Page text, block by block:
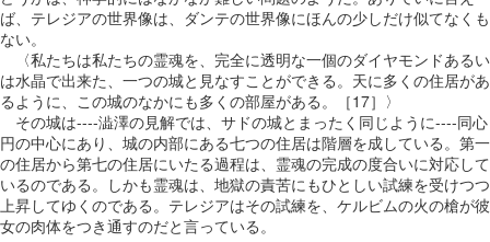
ば、テレジアの世界像は、ダンテの世界像にほんの少しだけ似てなくも
ない。
〈私たちは私たちの霊魂を、完全に透明な一個のダイヤモンドあるい
は水晶で出来た、一つの城と見なすことができる。天に多くの住居があ
るように、この城のなかにも多くの部屋がある。［17］〉
その城は----澁澤の見解では、サドの城とまったく同じように----同心
円の中心にあり、城の内部にある七つの住居は階層を成している。第一
の住居から第七の住居にいたる過程は、霊魂の完成の度合いに対応して
いるのである。しかも霊魂は、地獄の責苦にもひとしい試練を受けつつ
上昇してゆくのである。テレジアはその試練を、ケルビムの火の槍が彼
女の肉体をつき通すのだと言っている。